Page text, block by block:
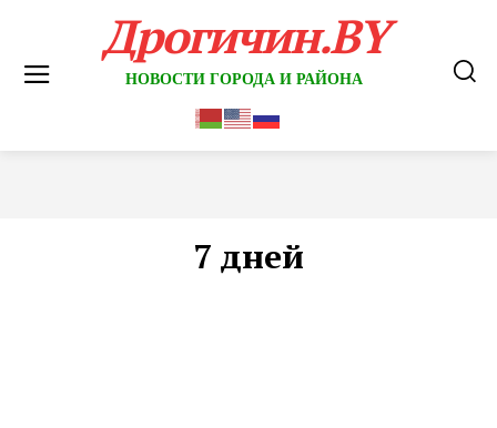
Дрогичин.BY
НОВОСТИ ГОРОДА И РАЙОНА
7 дней